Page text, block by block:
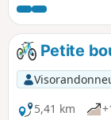
Maison des Vins
principalement
saisons et par
Petite
5,41 km